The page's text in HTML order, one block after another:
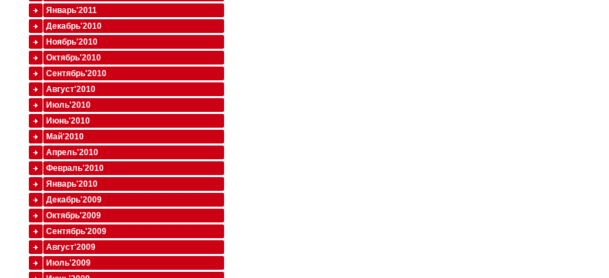
Январь'2011
Декабрь'2010
Ноябрь'2010
Октябрь'2010
Сентябрь'2010
Август'2010
Июль'2010
Июнь'2010
Май'2010
Апрель'2010
Февраль'2010
Январь'2010
Декабрь'2009
Октябрь'2009
Сентябрь'2009
Август'2009
Июль'2009